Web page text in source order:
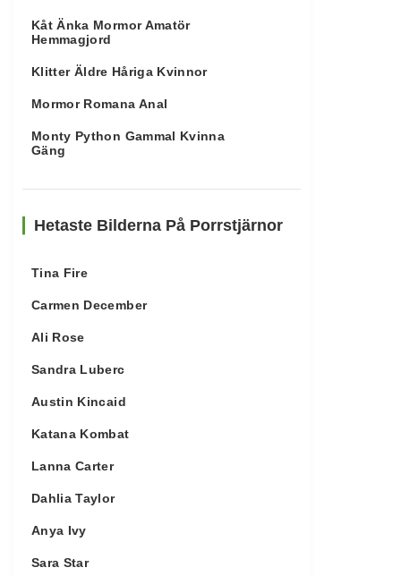
Kåt Änka Mormor Amatör
Hemmagjord
Klitter Äldre Håriga Kvinnor
Mormor Romana Anal
Monty Python Gammal Kvinna
Gäng
Hetaste Bilderna På Porrstjärnor
Tina Fire
Carmen December
Ali Rose
Sandra Luberc
Austin Kincaid
Katana Kombat
Lanna Carter
Dahlia Taylor
Anya Ivy
Sara Star